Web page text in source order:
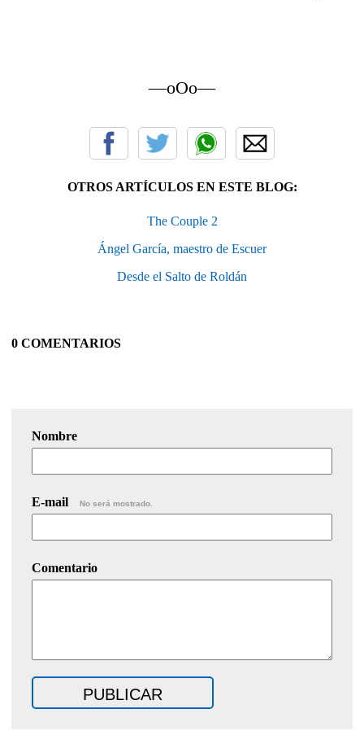
—oOo—
OTROS ARTÍCULOS EN ESTE BLOG:
The Couple 2
Ángel García, maestro de Escuer
Desde el Salto de Roldán
0 COMENTARIOS
Nombre
E-mail No será mostrado.
Comentario